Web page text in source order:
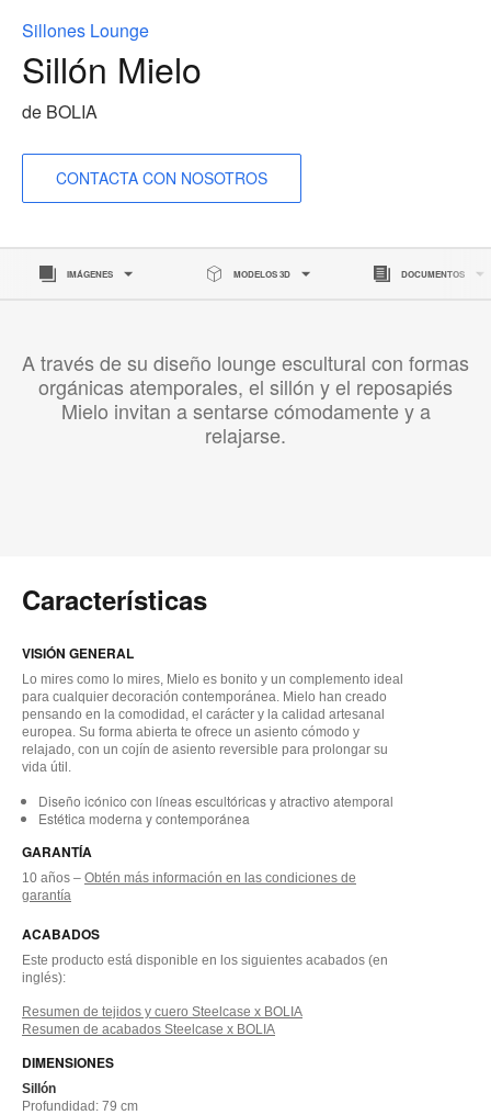
Sillones Lounge
Sillón Mielo
de BOLIA
CONTACTA CON NOSOTROS
IMÁGENES MODELOS 3D DOCUMENTOS
A través de su diseño lounge escultural con formas
orgánicas atemporales, el sillón y el reposapiés
Mielo invitan a sentarse cómodamente y a
relajarse.
Características
VISIÓN GENERAL
Lo mires como lo mires, Mielo es bonito y un complemento ideal
para cualquier decoración contemporánea. Mielo han creado
pensando en la comodidad, el carácter y la calidad artesanal
europea. Su forma abierta te ofrece un asiento cómodo y
relajado, con un cojín de asiento reversible para prolongar su
vida útil.
Diseño icónico con líneas escultóricas y atractivo atemporal
Estética moderna y contemporánea
GARANTÍA
10 años – Obtén más información en las condiciones de
garantía
ACABADOS
Este producto está disponible en los siguientes acabados (en
inglés):
Resumen de tejidos y cuero Steelcase x BOLIA
Resumen de acabados Steelcase x BOLIA
DIMENSIONES
Sillón
Profundidad: 79 cm